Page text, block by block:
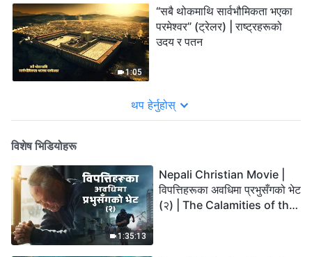
1:05
“सबै थोकमाथि सार्वभौमिकता भएका
परमेश्‍वर” (ट्रेलर) | राष्ट्रहरूको
उदय र पतन
थप हेर्नुहोस्
विशेष भिडियोहरू
1:35:13
Nepali Christian Movie |
विपत्तिहरूका अवधिमा प्रभुसँगको भेट
(२) | The Calamities of the